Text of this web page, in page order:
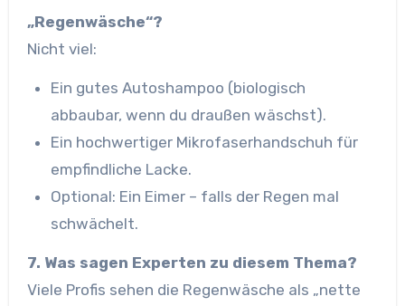
„Regenwäsche“?
Nicht viel:
Ein gutes Autoshampoo (biologisch
abbaubar, wenn du draußen wäschst).
Ein hochwertiger Mikrofaserhandschuh für
empfindliche Lacke.
Optional: Ein Eimer – falls der Regen mal
schwächelt.
7. Was sagen Experten zu diesem Thema?
Viele Profis sehen die Regenwäsche als „nette